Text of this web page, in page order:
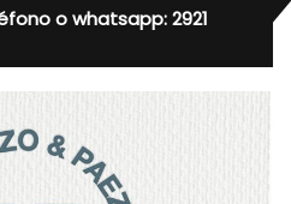
o whatsapp: 2921